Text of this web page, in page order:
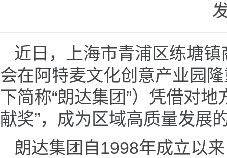
近日，上海市青浦区练塘
会在阿特麦文化创意产业园
下简称“朗达集团”）凭借对
献奖”，成为区域高质量发展
朗达集团 自1998年成立以